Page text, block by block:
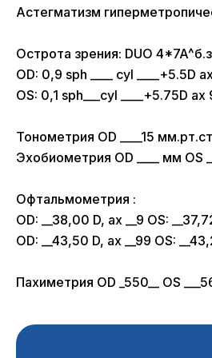
Астегматизм
Острота зрения: DUO 4*7A^б.з
OD: 0,9 sph ____ cyl ____+5.5D
OS: 0,1 sph___cyl ____+5.75D
Тонометрия OD ____15
Эхобиометрия OD ____ мм OS
Офтальмометрия :
OD: __38,00 D, ax __9 OS:
OD: __43,50 D, ax __99 OS:
Пахиметрия OD _550__ OS